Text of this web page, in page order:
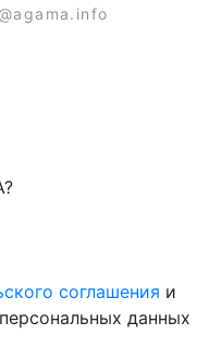
соглашения и
данных